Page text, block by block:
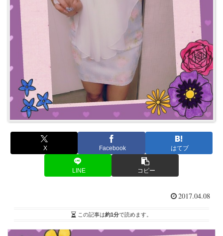
X Facebook はてブ
LINE コピー
2017.04.08
この記事は約1分で読めます。